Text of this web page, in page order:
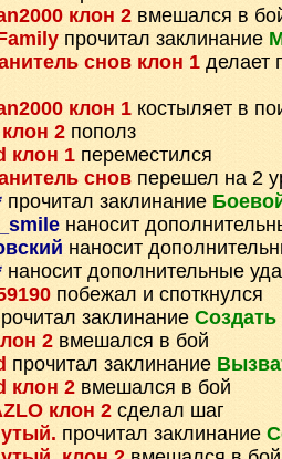
клон 2 вмешался в
прочитал заклинание
снов клон 1 делает
клон 1 костыляет в
2 пополз
клон 1 переместился
снов перешел на 2
прочитал заклинание
наносит
наносит
наносит дополнительные
побежал и споткнулся
заклинание Создать
2 вмешался в бой
прочитал заклинание
клон 2 вмешался в бой
клон 2 сделал шаг
прочитал заклинание